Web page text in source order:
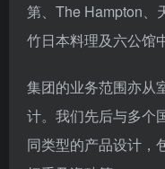
第、The Hampton、
竹日本料理及六公馆
集团的业务范围亦从
计。我们先后与多个
同类型的产品设计，